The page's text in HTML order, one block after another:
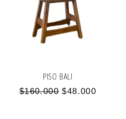
PISO BALI
Precio
$160.000 Precio
$48.000